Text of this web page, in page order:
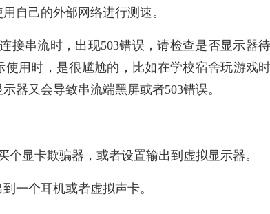
自己的外部网络进行测速。
接串流时，出现503错误，请检查是否显示器
使用时，是很尴尬的，比如在学校宿舍玩游戏
器又会导致串流端黑屏或者503错误。
个显卡欺骗器，或者设置输出到虚拟显示器。
一个耳机或者虚拟声卡。